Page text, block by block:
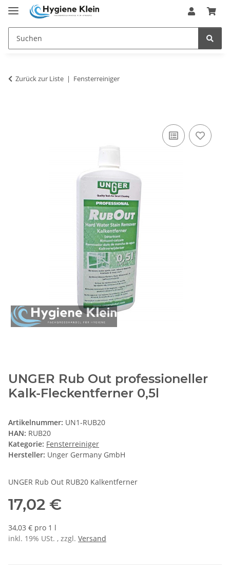
Zurück zur Liste Fensterreiniger
UNGER Rub Out professioneller
Kalk-Fleckentferner 0,5l
Artikelnummer: UN1-RUB20
HAN: RUB20
Kategorie: Fensterreiniger
Hersteller: Unger Germany GmbH
UNGER Rub Out RUB20 Kalkentferner
17,02 €
34,03 € pro 1 l
inkl. 19% USt. , zzgl. Versand